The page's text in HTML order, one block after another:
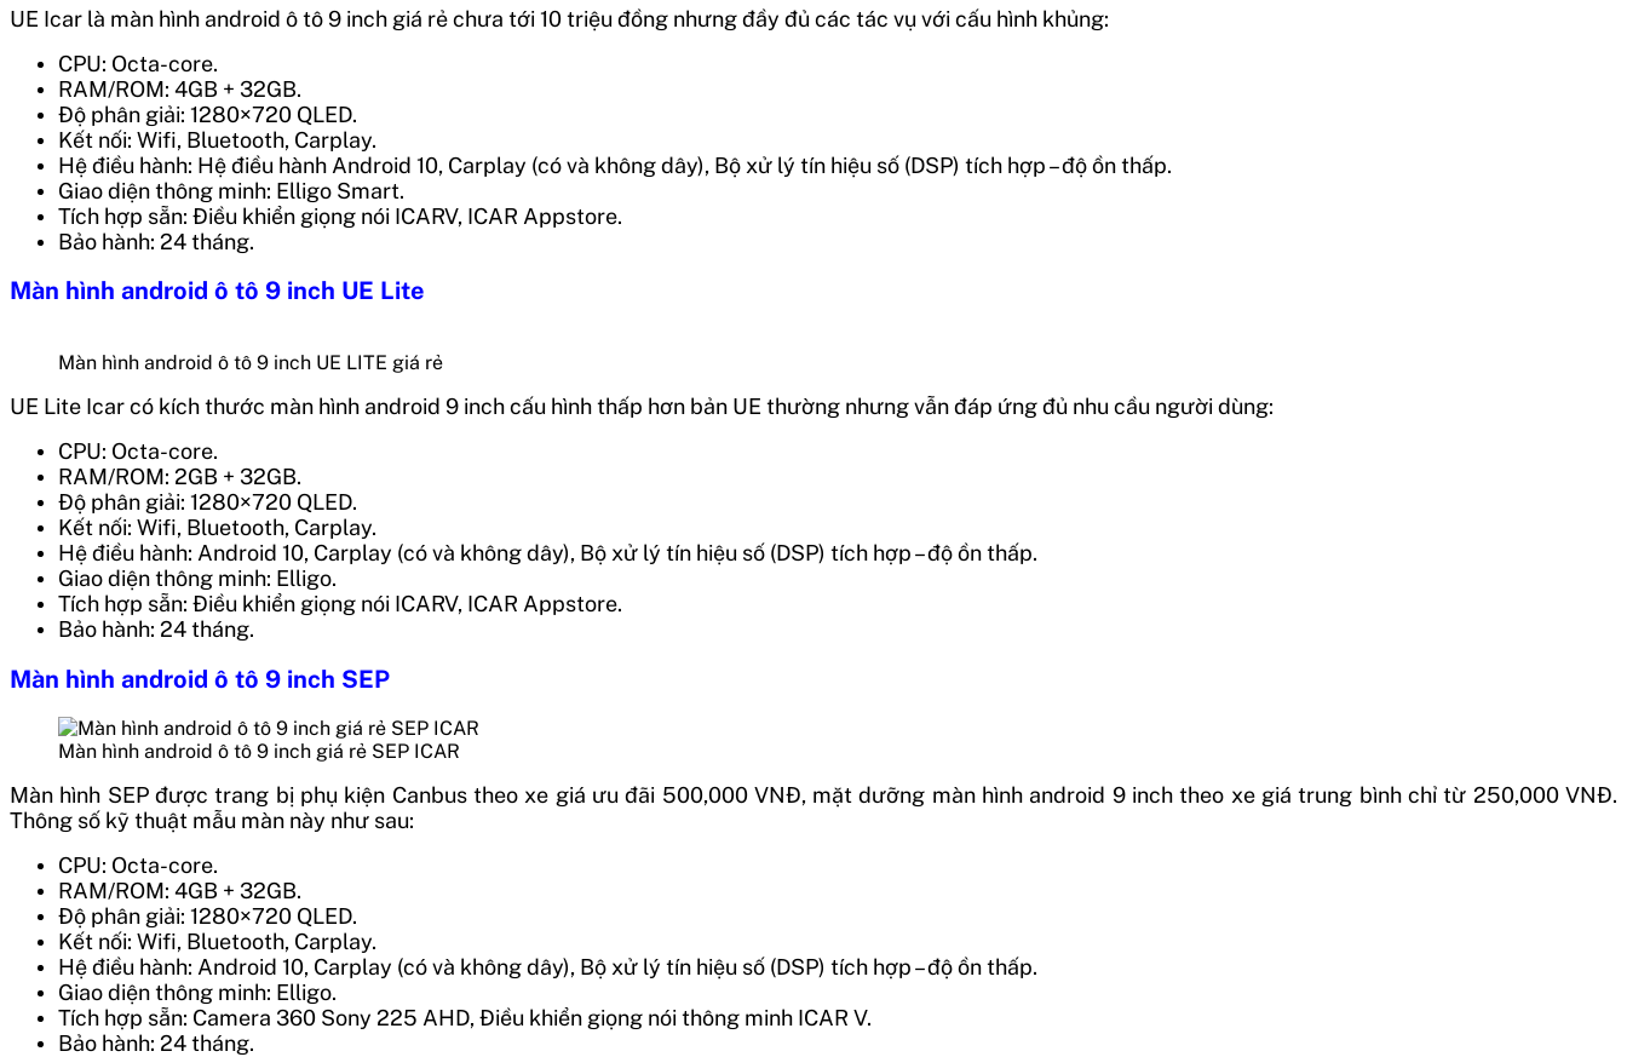
UE Icar là màn hình android ô tô 9 inch giá rẻ chưa tới 10 triệu đồng nhưng đầy đủ các tác vụ với cấu hình khủng:
CPU: Octa-core.
RAM/ROM: 4GB + 32GB.
Độ phân giải: 1280×720 QLED.
Kết nối: Wifi, Bluetooth, Carplay.
Hệ điều hành: Hệ điều hành Android 10, Carplay (có và không dây), Bộ xử lý tín hiệu số (DSP) tích hợp – độ ồn thấp.
Giao diện thông minh: Elligo Smart.
Tích hợp sẵn: Điều khiển giọng nói ICARV, ICAR Appstore.
Bảo hành: 24 tháng.
Màn hình android ô tô 9 inch UE Lite
Màn hình android ô tô 9 inch UE LITE giá rẻ
UE Lite Icar có kích thước màn hình android 9 inch cấu hình thấp hơn bản UE thường nhưng vẫn đáp ứng đủ nhu cầu người dùng:
CPU: Octa-core.
RAM/ROM: 2GB + 32GB.
Độ phân giải: 1280×720 QLED.
Kết nối: Wifi, Bluetooth, Carplay.
Hệ điều hành: Android 10, Carplay (có và không dây), Bộ xử lý tín hiệu số (DSP) tích hợp – độ ồn thấp.
Giao diện thông minh: Elligo.
Tích hợp sẵn: Điều khiển giọng nói ICARV, ICAR Appstore.
Bảo hành: 24 tháng.
Màn hình android ô tô 9 inch SEP
Màn hình android ô tô 9 inch giá rẻ SEP ICAR
Màn hình SEP được trang bị phụ kiện Canbus theo xe giá ưu đãi 500,000 VNĐ, mặt dưỡng màn hình android 9 inch theo xe giá trung bình chỉ từ 250,000 VNĐ.
Thông số kỹ thuật mẫu màn này như sau:
CPU: Octa-core.
RAM/ROM: 4GB + 32GB.
Độ phân giải: 1280×720 QLED.
Kết nối: Wifi, Bluetooth, Carplay.
Hệ điều hành: Android 10, Carplay (có và không dây), Bộ xử lý tín hiệu số (DSP) tích hợp – độ ồn thấp.
Giao diện thông minh: Elligo.
Tích hợp sẵn: Camera 360 Sony 225 AHD, Điều khiển giọng nói thông minh ICAR V.
Bảo hành: 24 tháng.